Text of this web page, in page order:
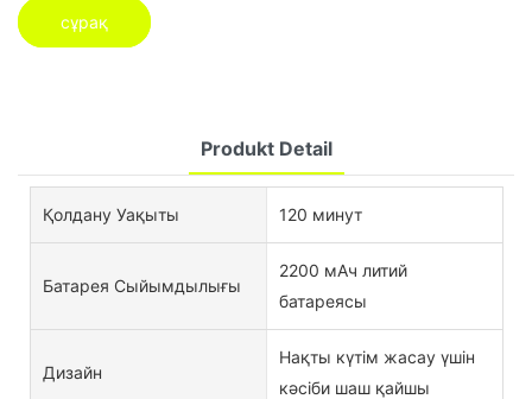
сұрақ
Produkt Detail
Қолдану Уақыты 120 минут
Батарея Сыйымдылығы
2200 мАч литий
батареясы
Дизайн
Нақты күтім жасау үшін
кәсіби шаш қайшы